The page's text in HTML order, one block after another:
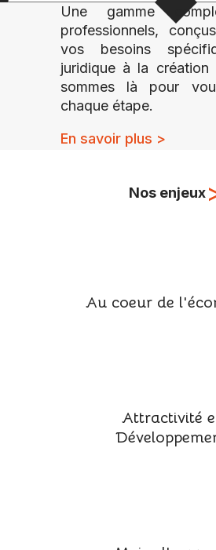
Une gamme
professionnels,
vos besoins
juridique à la création
sommes là pour
chaque étape.
En savoir plus >
Nos enjeux
Au coeur de
Attractivité